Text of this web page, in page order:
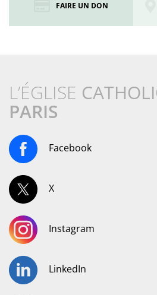
FAIRE UN DON
L’ÉGLISE
PARIS
Facebook
X
Instagram
LinkedIn